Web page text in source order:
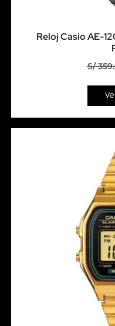
Reloj Casio AE-
S/